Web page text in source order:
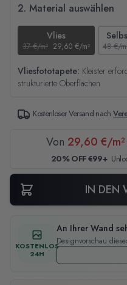
2. Material auswählen
Vlies
37 €/m² 29,60 €/m² 48 €/
Vliesfototapete: Kleister
strukturierte Oberflächen
Kostenloser Versand nach
Von 29,60 €/m²
20% OFF €99+
IN DEN
KOSTENLOS
24H
An Ihrer Wand
Designvorschau